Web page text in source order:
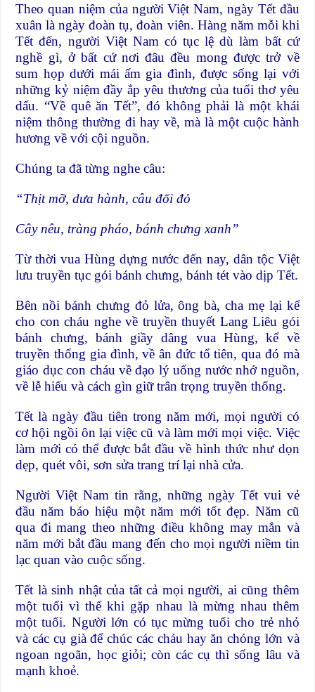
Theo quan niệm của người Việt Nam, ngày Tết đầu
xuân là ngày đoàn tụ, đoàn viên. Hàng năm mỗi khi
Tết đến, người Việt Nam có tục lệ dù làm bất cứ
nghề gì, ở bất cứ nơi đâu đều mong được trở về
sum họp dưới mái ấm gia đình, được sống lại với
những kỷ niệm đầy ắp yêu thương của tuổi thơ yêu
dấu. “Về quê ăn Tết”, đó không phải là một khái
niệm thông thường đi hay về, mà là một cuộc hành
hương về với cội nguồn.
Chúng ta đã từng nghe câu:
“Thịt mỡ, dưa hành, câu đối đỏ
Cây nêu, tràng pháo, bánh chưng xanh”
Từ thời vua Hùng dựng nước đến nay, dân tộc Việt
lưu truyền tục gói bánh chưng, bánh tét vào dịp Tết.
Bên nồi bánh chưng đỏ lửa, ông bà, cha mẹ lại kể
cho con cháu nghe về truyền thuyết Lang Liêu gói
bánh chưng, bánh giầy dâng vua Hùng, kể về
truyền thống gia đình, về ân đức tổ tiên, qua đó mà
giáo dục con cháu về đạo lý uống nước nhớ nguồn,
về lễ hiếu và cách gìn giữ trân trọng truyền thống.
Tết là ngày đầu tiên trong năm mới, mọi người có
cơ hội ngồi ôn lại việc cũ và làm mới mọi việc. Việc
làm mới có thể được bắt đầu về hình thức như dọn
dẹp, quét vôi, sơn sửa trang trí lại nhà cửa.
Người Việt Nam tin rằng, những ngày Tết vui vẻ
đầu năm báo hiệu một năm mới tốt đẹp. Năm cũ
qua đi mang theo những điều không may mắn và
năm mới bắt đầu mang đến cho mọi người niềm tin
lạc quan vào cuộc sống.
Tết là sinh nhật của tất cả mọi người, ai cũng thêm
một tuổi vì thế khi gặp nhau là mừng nhau thêm
một tuổi. Người lớn có tục mừng tuổi cho trẻ nhỏ
và các cụ già để chúc các cháu hay ăn chóng lớn và
ngoan ngoãn, học giỏi; còn các cụ thì sống lâu và
mạnh khoẻ.